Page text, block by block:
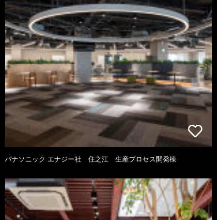
パナソニック エナジー社 住之江 生産プロセス開発棟